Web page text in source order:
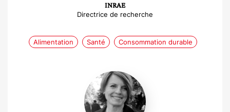
INRAE
Directrice de recherche
Alimentation Santé Consommation durable
Marie-
Pierre
Blin
Franchomme